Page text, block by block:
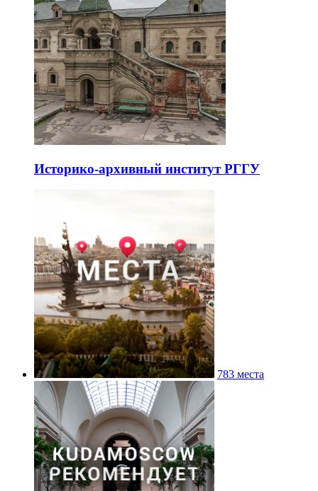
Историко-архивный институт РГГУ
783 места